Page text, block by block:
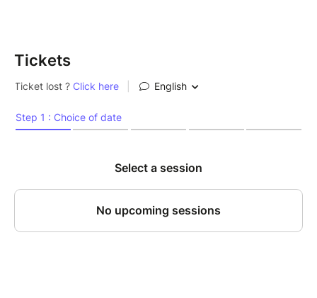
Tickets